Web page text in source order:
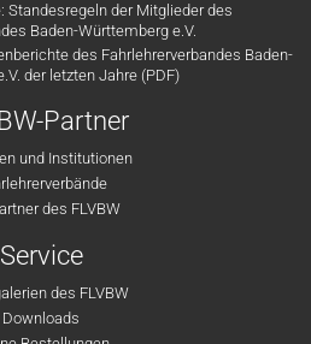
Standesregeln der Mitglieder des
Baden-Württemberg e.V.
des Fahrlehrerverbandes Baden-
der letzten Jahre (PDF)
Partner
und Institutionen
des FLVBW
Service
des FLVBW
Downloads